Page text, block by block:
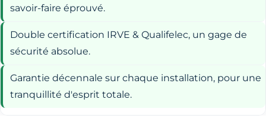
savoir-faire éprouvé.
Double certification IRVE & Qualifelec, un gage de
sécurité absolue.
Garantie décennale sur chaque installation, pour une
tranquillité d'esprit totale.